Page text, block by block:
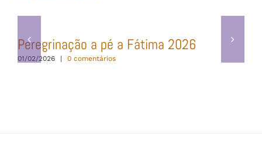
Peregrinação a pé a Fátima 2026
01/02/2026 | 0 comentários